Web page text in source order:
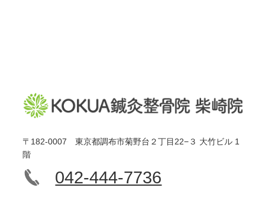
〒182-0007 東京都調布市菊野台２丁目22−３ 大竹ビル 1
階
042-444-7736